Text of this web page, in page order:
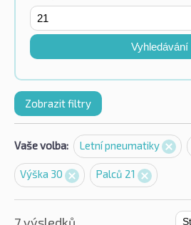
Vyhledávání
Zobrazit filtry
Vaše volba: Letní pneumatiky
Výška 30 Palců 21